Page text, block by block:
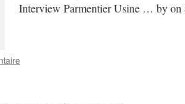
Interview Parmentier Usine … by on